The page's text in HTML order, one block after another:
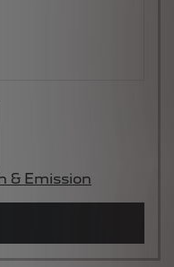
& Emission